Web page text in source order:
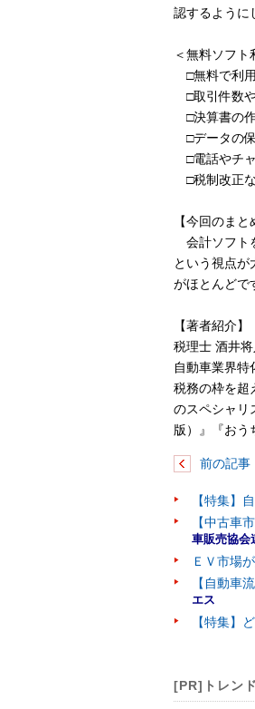
認するように
＜無料ソフト
□無料で利用
□取引件数や
□決算書の作
□データの保
□電話やチャ
□税制改正な
【今回のまと
会計ソフト
という視点が
がほとんどで
【著者紹介】
税理士 酒井将
自動車業界特
税務の枠を超
のスペシャリ
版）』『おう
前の記事
【特集】
【中古車
車販売協会
ＥＶ市場
【自動車
エス
【特集】
[PR]トレン